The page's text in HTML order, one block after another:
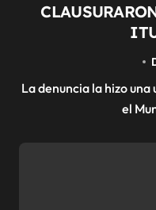
La denuncia la hizo una usuaria en su cuenta de Twitter y
el